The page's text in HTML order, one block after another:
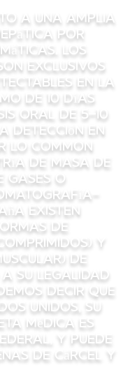
a una amplia
por
Los
exclusivos
en la
de 10 días
oral de 5-10
detección en
lo common
de masa de
o
existen
de
y
de
su legalidad
decir que
Unidos, su
médica es
y puede
de cárcel y